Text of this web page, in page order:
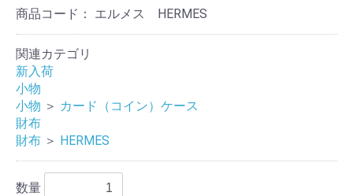
商品コード： エルメス HERMES
関連カテゴリ
新入荷
小物
小物 ＞ カード（コイン）ケース
財布
財布 ＞ HERMES
数量